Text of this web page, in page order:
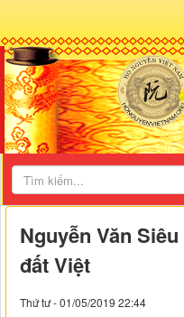
Nguyễn Văn
đất Việt
Thứ tư - 01/05/2019 22:44